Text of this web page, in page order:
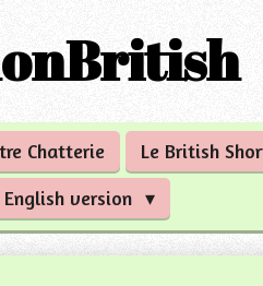
Chatterie Le British
English version